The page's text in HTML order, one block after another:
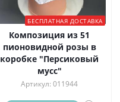
БЕСПЛАТНАЯ ДОСТАВКА
Композиция из 51
пионовидной розы в
коробке "Персиковый
мусс"
Артикул: 011944